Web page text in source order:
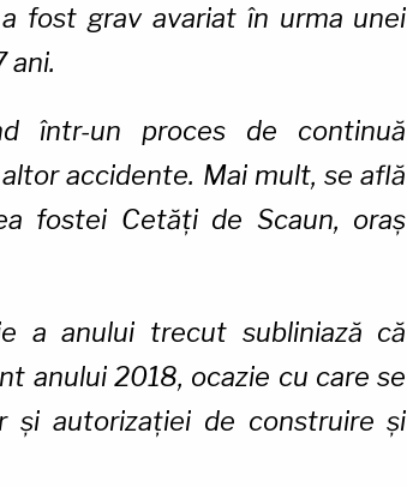
fost grav avariat în urma unei
ani.
într-un proces de continuă
accidente. Mai mult, se află
fostei Cetăți de Scaun, oraș
a anului trecut subliniază că
anului 2018, ocazie cu care se
și autorizației de construire și